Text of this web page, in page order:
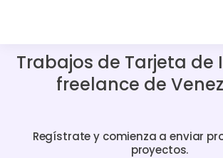
Trabajos de Tarjeta de
freelance de
Regístrate y comienza a enviar
proyectos.